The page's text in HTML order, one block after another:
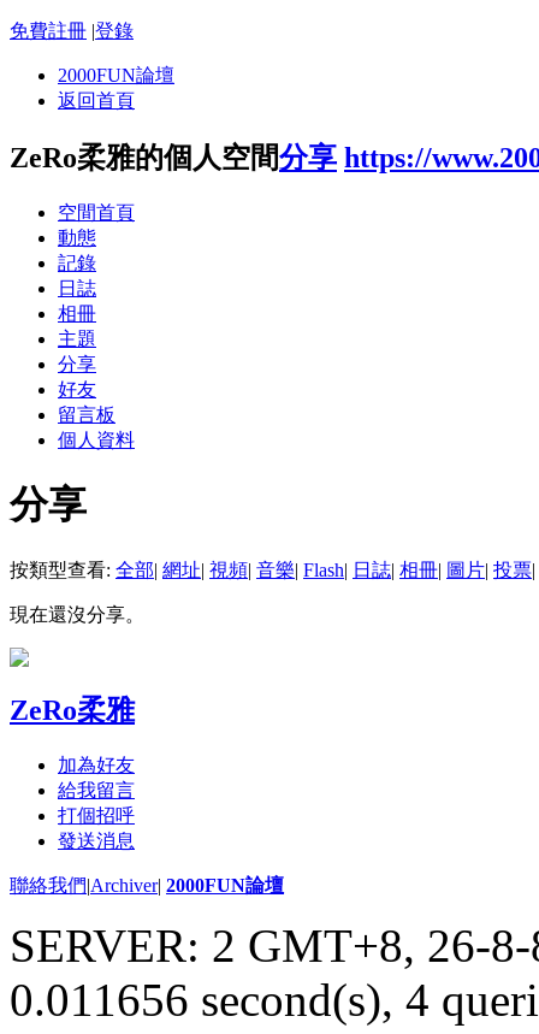
免費註冊 |登錄
2000FUN論壇
返回首頁
ZeRo柔雅的個人空間分享 https://
空間首頁
動態
記錄
日誌
相冊
主題
分享
好友
留言板
個人資料
分享
按類型查看: 全部| 網址| 視頻| 音樂| Flash| 日誌| 相冊| 圖片| 投票|
現在還沒分享。
ZeRo柔雅
加為好友
給我留言
打個招呼
發送消息
聯絡我們|Archiver| 2000FUN論壇
SERVER: 2 GMT+8, 26-
0.011656 second(s), 4